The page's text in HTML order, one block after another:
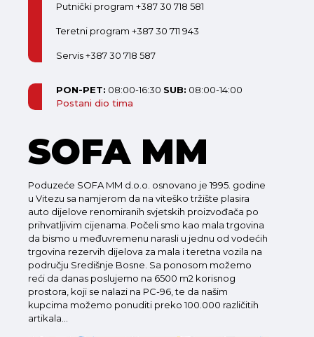
Putnički program +387 30 718 581
Teretni program +387 30 711 943
Servis +387 30 718 587
PON-PET: 08:00-16:30 SUB: 08:00-14:00
Postani dio tima
SOFA MM
Poduzeće SOFA MM d.o.o. osnovano je 1995. godine
u Vitezu sa namjerom da na viteško tržište plasira
auto dijelove renomiranih svjetskih proizvođača po
prihvatljivim cijenama. Počeli smo kao mala trgovina
da bismo u međuvremenu narasli u jednu od vodećih
trgovina rezervih dijelova za mala i teretna vozila na
području Središnje Bosne. Sa ponosom možemo
reći da danas poslujemo na 6500 m2 korisnog
prostora, koji se nalazi na PC-96, te da našim
kupcima možemo ponuditi preko 100.000 različitih
artikala...